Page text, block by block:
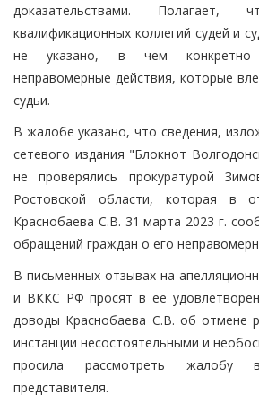
доказательствами.
квалификационных коллегий судей и
не указано, в чем конкретно
неправомерные действия, которые
судьи.
В жалобе указано, что сведения,
сетевого издания "Блокнот
не проверялись прокуратурой
Ростовской области, которая в
Краснобаева С.В. 31 марта 2023 г.
обращений граждан о его
В письменных отзывах на
и ВККС РФ просят в ее
доводы Краснобаева С.В. об отмене
инстанции несостоятельными и
просила рассмотреть жалобу
представителя.